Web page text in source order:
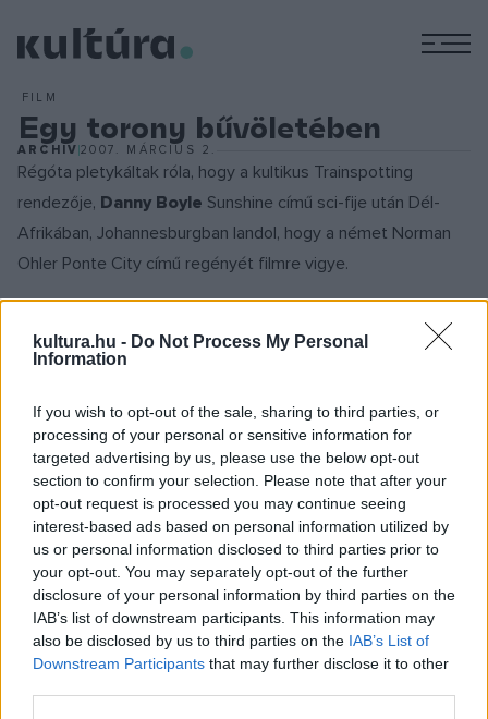
kultura.hu - Do Not Process My Personal
Information
If you wish to opt-out of the sale, sharing to third parties, or
processing of your personal or sensitive information for
targeted advertising by us, please use the below opt-out
section to confirm your selection. Please note that after your
opt-out request is processed you may continue seeing
interest-based ads based on personal information utilized by
us or personal information disclosed to third parties prior to
your opt-out. You may separately opt-out of the further
disclosure of your personal information by third parties on the
IAB’s list of downstream participants. This information may
also be disclosed by us to third parties on the IAB’s List of
Downstream Participants that may further disclose it to other
FILM
Egy torony bűvöletében
ARCHÍV2007. MÁRCIUS 2.
Régóta pletykáltak róla, hogy a kultikus Trainspotting
rendezője, Danny Boyle Sunshine című sci-fije után Dél-
Afrikában, Johannesburgban landol, hogy a német Norman
Ohler Ponte City című regényét filmre vigye.
A történet központjában az apartheid időszakának kellős
közepén (és mintegy a fehérek jólétének szimbólumaként
maga 173 méterével Afrika egyik legmagasabb
felhőkarcolója. A faji megkülönböztetésen alapuló rendszer
bukása után az épületet különböző helyi bandák vették
birtokukba, majd a '90 évek közepén felmerült, hogy
börtönné alakítják az időközben életveszélyes állapotba
került lakóházat.
Michael Thomas forgatókönyve hűen követi Ohler könyvét,
megismertetve a nézőt egy Soweto-ból (Johannesburg
központjától 18 km-re délnyugatra a feketék városrésze)